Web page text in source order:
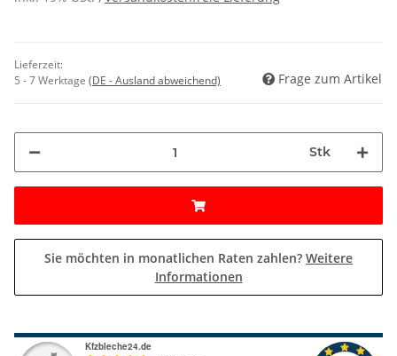
Lieferzeit:
5 - 7 Werktage (DE - Ausland abweichend) Frage zum Artikel
Stk
Sie möchten in monatlichen Raten zahlen? Weitere
Informationen